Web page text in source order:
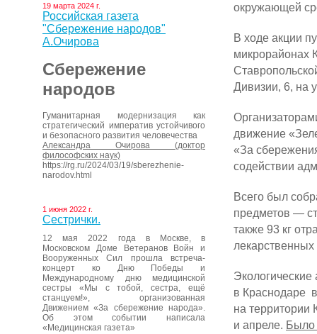
19 марта 2024 г.
Российская газета
"Сбережение народов"
А.Очирова
Сбережение
народов
Гуманитарная модернизация как
стратегический императив устойчивого
и безопасного развития человечества
Александра Очирова (доктор
философских наук)
https://rg.ru/2024/03/19/sberezhenie-
narodov.html
1 июня 2022 г.
Сестрички.
12 мая 2022 года в Москве, в
Московском Доме Ветеранов Войн и
Вооруженных Сил прошла встреча-
концерт ко Дню Победы и
Международному дню медицинской
сестры «Мы с тобой, сестра, ещё
станцуем!», организованная
Движением «За сбережение народа».
Об этом событии написала
«Медицинская газета»
окружающей
В ходе акции
микрорайонах
Дивизии, 6, на
движение
«За
содействии
Всего был
предметов —
также 93 кг
лекарственных
в Краснодаре
на территории
и апреле. Было